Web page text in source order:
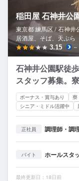
稲田屋 石神井公
東京都 練馬区 / 石神井
居酒屋、そば、天ぷら
3.15
石神井公園駅徒
スタッフ募集。
ボーナス・賞与あり 寮
シニア・ミドル活躍中
正社員 調理師・調
バイト ホールスタ
最終更新日：18日前